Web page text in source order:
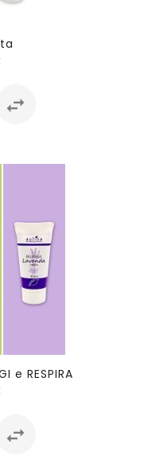
e RESPIRA